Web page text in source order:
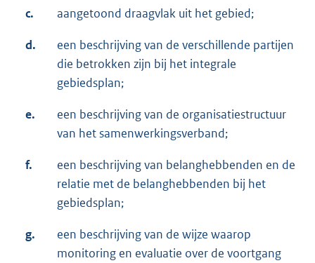
c. aangetoond draagvlak uit het gebied;
d.
een beschrijving van de verschillende partijen
die betrokken zijn bij het integrale
gebiedsplan;
e.
een beschrijving van de organisatiestructuur
van het samenwerkingsverband;
f.
een beschrijving van belanghebbenden en de
relatie met de belanghebbenden bij het
gebiedsplan;
g.
een beschrijving van de wijze waarop
monitoring en evaluatie over de voortgang